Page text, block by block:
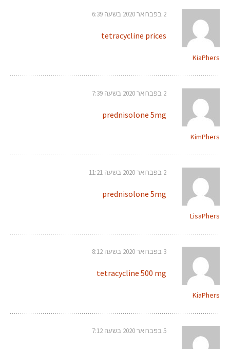
KiaPhers
2 בפברואר 2020 בשעה 6:39
tetracycline prices
KimPhers
2 בפברואר 2020 בשעה 7:39
prednisolone 5mg
LisaPhers
2 בפברואר 2020 בשעה 11:21
prednisolone 5mg
KiaPhers
3 בפברואר 2020 בשעה 8:12
tetracycline 500 mg
5 בפברואר 2020 בשעה 7:12